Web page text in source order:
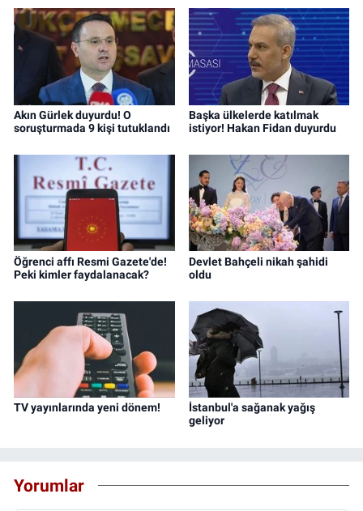
Akın Gürlek duyurdu! O
soruşturmada 9 kişi tutuklandı
Başka ülkelerde katılmak
istiyor! Hakan Fidan duyurdu
Öğrenci affı Resmi Gazete'de!
Peki kimler faydalanacak?
Devlet Bahçeli nikah şahidi
oldu
TV yayınlarında yeni dönem!
İstanbul'a sağanak yağış
geliyor
Yorumlar